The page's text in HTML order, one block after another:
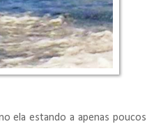
ela estando a apenas poucos